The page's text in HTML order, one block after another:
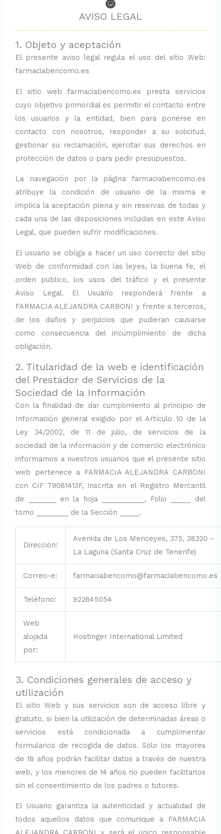
AVISO LEGAL
1. Objeto y aceptación
El presente aviso legal regula el uso del sitio Web:
farmaciabencomo.es
El sitio web farmaciabencomo.es presta servicios
cuyo objetivo primordial es permitir el contacto entre
los usuarios y la entidad, bien para ponerse en
contacto con nosotros, responder a su solicitud,
gestionar su reclamación, ejercitar sus derechos en
protección de datos o para pedir presupuestos.
La navegación por la página farmaciabencomo.es
atribuye la condición de usuario de la misma e
implica la aceptación plena y sin reservas de todas y
cada una de las disposiciones incluidas en este Aviso
Legal, que pueden sufrir modificaciones.
El usuario se obliga a hacer un uso correcto del sitio
Web de conformidad con las leyes, la buena fe, el
orden público, los usos del tráfico y el presente
Aviso Legal. El Usuario responderá frente a
FARMACIA ALEJANDRA CARBONI y frente a terceros,
de los daños y perjuicios que pudieran causarse
como consecuencia del incumplimiento de dicha
obligación.
2. Titularidad de la web e identificación
del Prestador de Servicios de la
Sociedad de la Información
Con la finalidad de dar cumplimiento al principio de
Información general exigido por el Artículo 10 de la
Ley 34/2002, de 11 de julio, de servicios de la
sociedad de la información y de comercio electrónico
informamos a nuestros usuarios que el presente sitio
web pertenece a FARMACIA ALEJANDRA CARBONI
con CIF 79081413F, inscrita en el Registro Mercantil
de _______ en la hoja ___________, Folio _____ del
tomo ________ de la Sección _____.
Dirección:
Avenida de Los Menceyes, 375, 38320 –
La Laguna (Santa Cruz de Tenerife)
Correo-e: farmaciabencomo@farmaciabencomo.es
Teléfono: 922645054
Web
alojada
por:
Hostinger International Limited
3. Condiciones generales de acceso y
utilización
El sitio Web y sus servicios son de acceso libre y
gratuito, si bien la utilización de determinadas áreas o
servicios está condicionada a cumplimentar
formularios de recogida de datos. Sólo los mayores
de 18 años podrán facilitar datos a través de nuestra
web, y los menores de 14 años no pueden facilitarlos
sin el consentimiento de los padres o tutores.
El Usuario garantiza la autenticidad y actualidad de
todos aquellos datos que comunique a FARMACIA